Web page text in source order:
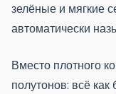
зелёные и мягкие
автоматически
Вместо плотного
полутонов: всё